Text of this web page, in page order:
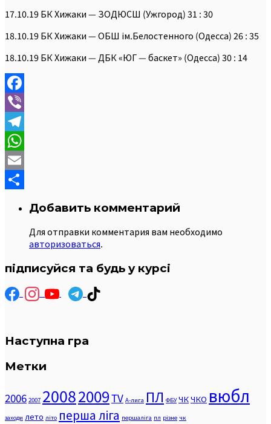
17.10.19 БК Хижаки — ЗОДЮСШ (Ужгород) 31 : 30
18.10.19 БК Хижаки — ОБШ ім.Белостенного (Одесса) 26 : 35
18.10.19 БК Хижаки — ДБК «ЮГ — баскет» (Одесса) 30 : 14
Facebook
Viber
Telegram
WhatsApp
Email
Добавить комментарий
Для отправки комментария вам необходимо
авторизоваться.
підписуйся та будь у курсі
Наступна гра
Метки
2006 2007 20082009TV А-лига ПЛ ФБУ ЧКЧКО вюбл
заходи лето літо перша ліга першаліга пл різне чк